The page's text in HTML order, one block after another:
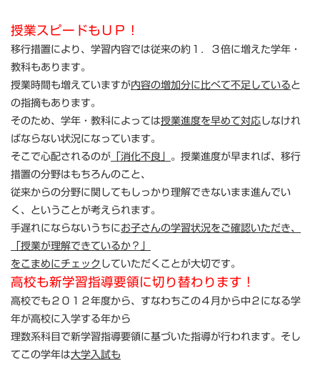
授業スピードもＵＰ！
移行措置により、学習内容では従来の約１．３倍に増えた学年・
教科もあります。
授業時間も増えていますが内容の増加分に比べて不足していると
の指摘もあります。
そのため、学年・教科によっては授業進度を早めて対応しなけれ
ばならない状況になっています。
そこで心配されるのが 「消化不良」 。授業進度が早まれば、移行
措置の分野はもちろんのこと、
従来からの分野に関してもしっかり理解できないまま進んでい
く、ということが考えられます。
手遅れにならないうちにお子さんの学習状況をご確認いただき、
「授業が理解できているか？」
をこまめにチェック していただくことが大切です。
高校も新学習指導要領に切り替わります！
高校でも２０１２年度から、すなわちこの４月から中２になる学
年が高校に入学する年から
理数系科目で新学習指導要領に基づいた指導が行われます。そし
てこの学年は大学入試も